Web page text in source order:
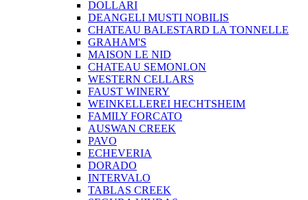
DOLLARI
DEANGELI MUSTI NOBILIS
CHATEAU BALESTARD LA TONNELLE
GRAHAM'S
MAISON LE NID
CHATEAU SEMONLON
WESTERN CELLARS
FAUST WINERY
WEINKELLEREI HECHTSHEIM
FAMILY FORCATO
AUSWAN CREEK
PAVO
ECHEVERIA
DORADO
INTERVALO
TABLAS CREEK